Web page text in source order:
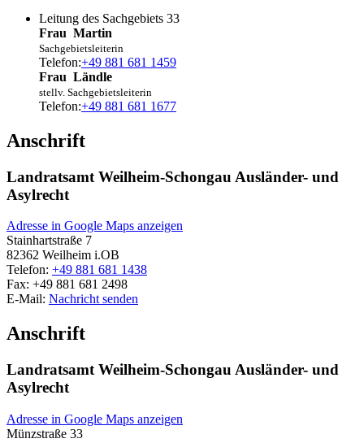
Leitung des Sachgebiets 33
Frau Martin
Sachgebietsleiterin
Telefon:+49 881 681 1459
Frau Ländle
stellv. Sachgebietsleiterin
Telefon:+49 881 681 1677
Anschrift
Landratsamt Weilheim-Schongau Ausländer- und
Asylrecht
Adresse in Google Maps anzeigen
Stainhartstraße 7
82362 Weilheim i.OB
Telefon: +49 881 681 1438
Fax: +49 881 681 2498
E-Mail: Nachricht senden
Anschrift
Landratsamt Weilheim-Schongau Ausländer- und
Asylrecht
Adresse in Google Maps anzeigen
Münzstraße 33